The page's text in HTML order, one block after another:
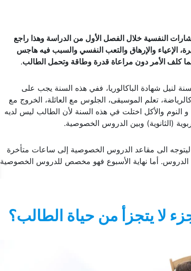
النفسية خلال الفصل الأول من الدراسة وهذا راجع
الإعياء والإرهاق والتعب النفسي والسبب فيه هاجس
كلف الأمر دون مراعاة قدرة وطاقة وتحمل الطالب.
لنيل شهادة الباكالوريا، ففي هذه السنة يجب على
تعلم الموسيقى، الجلوس مع العائلة، الخروج مع
النوم والأكل اختلت في هذه السنة لأن الطالب ليس لديه
(الثانوية) وبين الدروس الخصوصية.
الى مقاعد الدروس الخصوصية إلى ساعات متأخرة
أما نهاية الأسبوع فهو مخصص للدروس الخصوصية
لا يتجزأ من حياة الطالب؟